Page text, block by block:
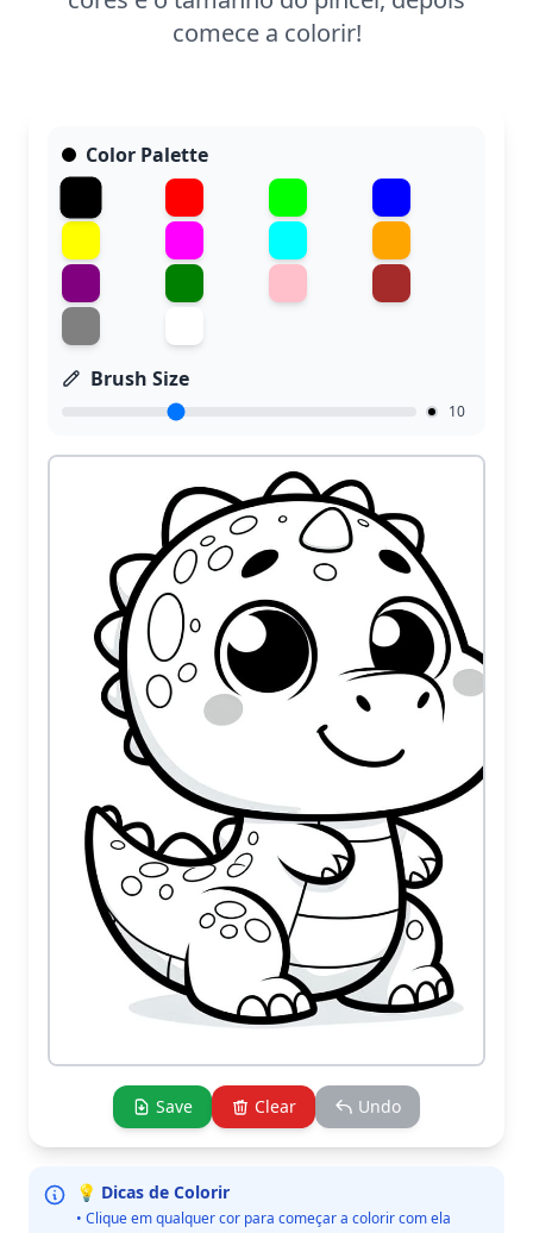
comece a colorir!
Color Palette
Brush Size
10
Save Clear Undo
💡 Dicas de Colorir
• Clique em qualquer cor para começar a colorir com ela